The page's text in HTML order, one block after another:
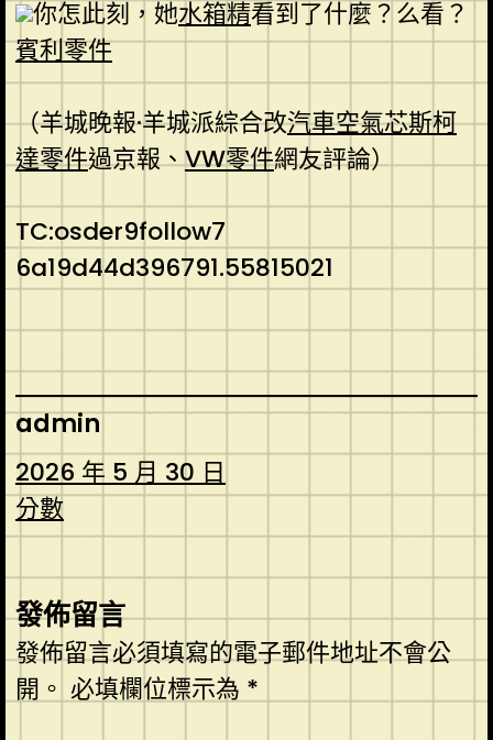
你怎此刻，她水箱精看到了什麼？么看？
賓利零件
（羊城晚報·羊城派綜合改汽車空氣芯斯柯
達零件過京報、VW零件網友評論）
TC:osder9follow7
6a19d44d396791.55815021
admin
2026 年 5 月 30 日
分數
發佈留言
發佈留言必須填寫的電子郵件地址不會公
開。 必填欄位標示為 *